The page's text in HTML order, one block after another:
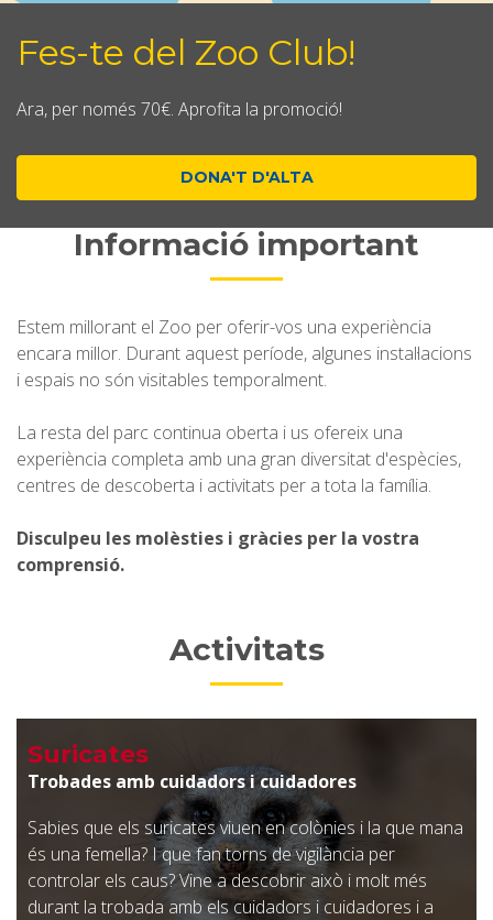
Fes-te del Zoo Club!
Ara, per només 70€. Aprofita la promoció!
DONA'T D'ALTA
Informació important
Estem millorant el Zoo per oferir-vos una experiència
encara millor. Durant aquest període, algunes instal·lacions
i espais no són visitables temporalment.
La resta del parc continua oberta i us ofereix una
experiència completa amb una gran diversitat d'espècies,
centres de descoberta i activitats per a tota la família.
Disculpeu les molèsties i gràcies per la vostra
comprensió.
Activitats
Suricates
Trobades amb cuidadors i cuidadores
Sabies que els suricates viuen en colònies i la que mana
és una femella? I que fan torns de vigilància per
controlar els caus? Vine a descobrir això i molt més
durant la trobada amb els cuidadors i cuidadores i a